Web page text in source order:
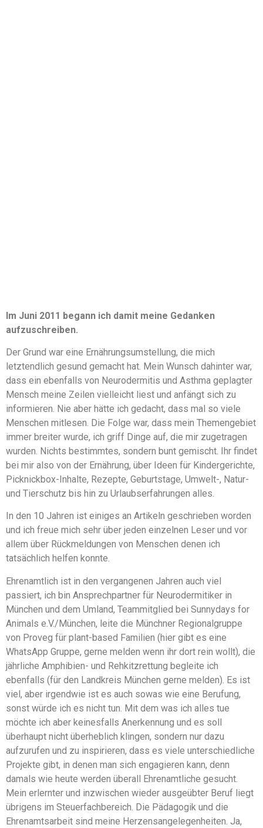
Im Juni 2011 begann ich damit meine Gedanken
aufzuschreiben.
Der Grund war eine Ernährungsumstellung, die mich
letztendlich gesund gemacht hat. Mein Wunsch dahinter war,
dass ein ebenfalls von Neurodermitis und Asthma geplagter
Mensch meine Zeilen vielleicht liest und anfängt sich zu
informieren. Nie aber hätte ich gedacht, dass mal so viele
Menschen mitlesen. Die Folge war, dass mein Themengebiet
immer breiter wurde, ich griff Dinge auf, die mir zugetragen
wurden. Nichts bestimmtes, sondern bunt gemischt. Ihr findet
bei mir also von der Ernährung, über Ideen für Kindergerichte,
Picknickbox-Inhalte, Rezepte, Geburtstage, Umwelt-, Natur-
und Tierschutz bis hin zu Urlaubserfahrungen alles.
In den 10 Jahren ist einiges an Artikeln geschrieben worden
und ich freue mich sehr über jeden einzelnen Leser und vor
allem über Rückmeldungen von Menschen denen ich
tatsächlich helfen konnte.
Ehrenamtlich ist in den vergangenen Jahren auch viel
passiert, ich bin Ansprechpartner für Neurodermitiker in
München und dem Umland, Teammitglied bei Sunnydays for
Animals e.V./München, leite die Münchner Regionalgruppe
von Proveg für plant-based Familien (hier gibt es eine
WhatsApp Gruppe, gerne melden wenn ihr dort rein wollt), die
jährliche Amphibien- und Rehkitzrettung begleite ich
ebenfalls (für den Landkreis München gerne melden). Es ist
viel, aber irgendwie ist es auch sowas wie eine Berufung,
sonst würde ich es nicht tun. Mit dem was ich alles tue
möchte ich aber keinesfalls Anerkennung und es soll
überhaupt nicht überheblich klingen, sondern nur dazu
aufzurufen und zu inspirieren, dass es viele unterschiedliche
Projekte gibt, in denen man sich engagieren kann, denn
damals wie heute werden überall Ehrenamtliche gesucht.
Mein erlernter und inzwischen wieder ausgeübter Beruf liegt
übrigens im Steuerfachbereich. Die Pädagogik und die
Ehrenamtsarbeit sind meine Herzensangelegenheiten. Ja,